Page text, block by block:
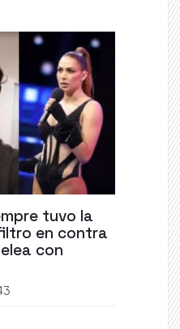
tuvo la
en contra
con